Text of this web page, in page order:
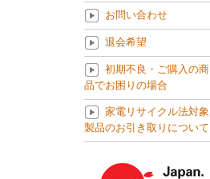
お問い合わせ
退会希望
初期不良・ご購入の商
品でお困りの場合
家電リサイクル法対象
製品のお引き取りについて